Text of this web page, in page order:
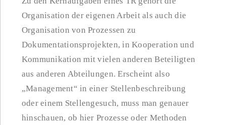
Organisation der eigenen Arbeit als auch die
Organisation von Prozessen zu
Dokumentationsprojekten, in Kooperation und
Kommunikation mit vielen anderen Beteiligten
aus anderen Abteilungen. Erscheint also
„Management“ in einer Stellenbeschreibung
oder einem Stellengesuch, muss man genauer
hinschauen, ob hier Prozesse oder Methoden